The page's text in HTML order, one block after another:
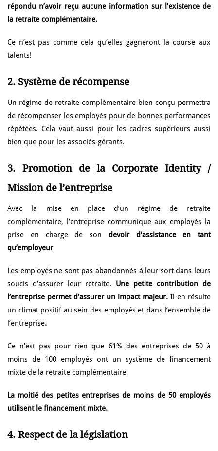
répondu n’avoir reçu aucune information sur l’existence de
la retraite complémentaire.
Ce n’est pas comme cela qu‘elles gagneront la course aux
talents!
2. Système de récompense
Un régime de retraite complémentaire bien conçu permettra
de récompenser les employés pour de bonnes performances
répétées. Cela vaut aussi pour
les cadres supérieurs aussi
bien que pour les associés-gérants.
3. Promotion de la Corporate Identity /
Mission de l’entreprise
Avec la mise en place d’un régime de retraite
complémentaire, l’entreprise communique aux employés la
prise en charge de son devoir d‘assistance en tant
qu’employeur.
Les employés ne sont pas abandonnés à leur sort dans leurs
soucis d’assurer leur retraite. Une petite contribution de
l‘entreprise permet d’assurer un impact majeur. Il en résulte
un climat positif au sein des employés et dans l’ensemble de
l’entreprise.
Ce n’est pas pour rien que 61% des entreprises de 50 à
moins de 100 employés ont un système de financement
mixte de la retraite complémentaire.
La moitié des petites entreprises de moins de 50 employés
utilisent le financement mixte.
4. Respect de la législation